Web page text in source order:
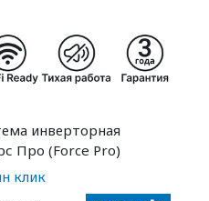
инверторная
Про (Force Pro)
клик